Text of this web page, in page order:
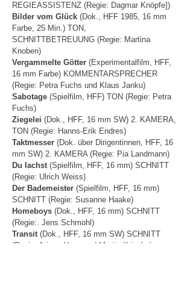
REGIEASSISTENZ (Regie: Dagmar Knöpfe])
Bilder vom Glück (Dok., HFF 1985, 16 mm
Farbe, 25 Min.) TON,
SCHNITTBETREUUNG (Regie: Martina
Knoben)
Vergammelte Götter (Experimentalfilm, HFF,
16 mm Farbe) KOMMENTARSPRECHER
(Regie: Petra Fuchs und Klaus Janku)
Sabotage (Spielfilm, HFF) TON (Regie: Petra
Fuchs)
Ziegelei (Dok., HFF, 16 mm SW) 2. KAMERA,
TON (Regie: Hanns-Erik Endres)
Taktmesser (Dok. über Dirigentinnen, HFF, 16
mm SW) 2. KAMERA (Regie: Pia Landmann)
Du lachst(Spielfilm, HFF, 16 mm) SCHNITT
(Regie: Ulrich Weiss)
Der Bademeister (Spielfilm, HFF, 16 mm)
SCHNITT (Regie: Susanne Haake)
Homeboys (Dok., HFF, 16 mm) SCHNITT
(Regie:. Jens Schmohl)
Transit(Dok., HFF, 16 mm SW) SCHNITT
(Regie: Ariane Hess und Martin Kriegler)